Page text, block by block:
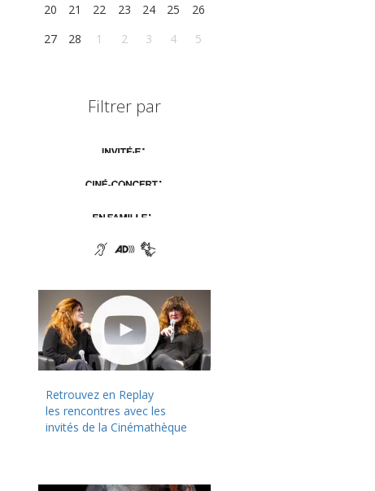
20
21 22 23 24 25
26
27
28 1 2 3 4 5
Filtrer par
Retrouvez en Replay
les rencontres avec les
invités de la Cinémathèque